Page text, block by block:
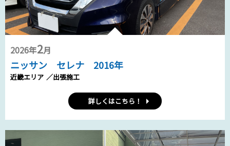
2026年2月
ニッサン セレナ 2016年
近畿エリア ／出張施工
詳しくはこちら！